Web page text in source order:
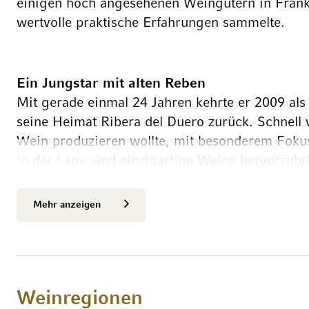
einigen hoch angesehenen Weingütern in
wertvolle praktische Erfahrungen sammelte.
Ein Jungstar mit alten Reben
Mit gerade einmal 24 Jahren kehrte er 2009
seine Heimat Ribera del Duero zurück.
Wein produzieren wollte, mit besonderem
in der Lage sind einzigartige Weine
geringer Produktion – absolute Grand Crus
kleine Parzellen mit alten Weinstöcken, die
auch Garnacha, Valenciana, Monastrel, Albillo
Mehr anzeigen
Weinregionen